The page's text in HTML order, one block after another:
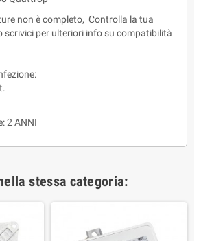
non è completo, Controlla la tua
scrivici per ulteriori info su compatibilità
2 ANNI
stessa categoria: